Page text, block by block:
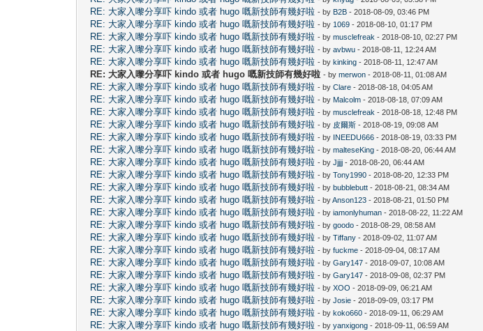
RE: 大家入嚟分享吓 kindo 或者 hugo 嘅新技師有幾好啦 - by B2B - 2018-08-09, 03:46 PM
RE: 大家入嚟分享吓 kindo 或者 hugo 嘅新技師有幾好啦 - by 1069 - 2018-08-10, 01:17 PM
RE: 大家入嚟分享吓 kindo 或者 hugo 嘅新技師有幾好啦 - bymusclefreak - 2018-08-10, 02:27 PM
RE: 大家入嚟分享吓 kindo 或者 hugo 嘅新技師有幾好啦 - byavbwu - 2018-08-11, 12:24 AM
RE: 大家入嚟分享吓 kindo 或者 hugo 嘅新技師有幾好啦 - bykinking - 2018-08-11, 12:47 AM
RE: 大家入嚟分享吓 kindo 或者 hugo 嘅新技師有幾好啦 - bymerwon - 2018-08-11, 01:08 AM
RE: 大家入嚟分享吓 kindo 或者 hugo 嘅新技師有幾好啦 - byClare - 2018-08-18, 04:05 AM
RE: 大家入嚟分享吓 kindo 或者 hugo 嘅新技師有幾好啦 - by Malcolm - 2018-08-18, 07:09 AM
RE: 大家入嚟分享吓 kindo 或者 hugo 嘅新技師有幾好啦 - bymusclefreak - 2018-08-18, 12:48 PM
RE: 大家入嚟分享吓 kindo 或者 hugo 嘅新技師有幾好啦 - by 皮爾斯 - 2018-08-19, 09:08 AM
RE: 大家入嚟分享吓 kindo 或者 hugo 嘅新技師有幾好啦 - by INEEDU666 - 2018-08-19, 03:33 PM
RE: 大家入嚟分享吓 kindo 或者 hugo 嘅新技師有幾好啦 - bymalteseKing - 2018-08-20, 06:44 AM
RE: 大家入嚟分享吓 kindo 或者 hugo 嘅新技師有幾好啦 - byJjjjj - 2018-08-20, 06:44 AM
RE: 大家入嚟分享吓 kindo 或者 hugo 嘅新技師有幾好啦 - byTony1990 - 2018-08-20, 12:33 PM
RE: 大家入嚟分享吓 kindo 或者 hugo 嘅新技師有幾好啦 - bybubblebutt - 2018-08-21, 08:34 AM
RE: 大家入嚟分享吓 kindo 或者 hugo 嘅新技師有幾好啦 - byAnson123 - 2018-08-21, 01:50 PM
RE: 大家入嚟分享吓 kindo 或者 hugo 嘅新技師有幾好啦 - byiamonlyhuman - 2018-08-22, 11:22 AM
RE: 大家入嚟分享吓 kindo 或者 hugo 嘅新技師有幾好啦 - bygoodo - 2018-08-29, 08:58 AM
RE: 大家入嚟分享吓 kindo 或者 hugo 嘅新技師有幾好啦 - byTiffany - 2018-09-02, 11:07 AM
RE: 大家入嚟分享吓 kindo 或者 hugo 嘅新技師有幾好啦 - byfuckme - 2018-09-04, 08:17 AM
RE: 大家入嚟分享吓 kindo 或者 hugo 嘅新技師有幾好啦 - byGary147 - 2018-09-07, 10:08 AM
RE: 大家入嚟分享吓 kindo 或者 hugo 嘅新技師有幾好啦 - byGary147 - 2018-09-08, 02:37 PM
RE: 大家入嚟分享吓 kindo 或者 hugo 嘅新技師有幾好啦 - byXOO - 2018-09-09, 06:21 AM
RE: 大家入嚟分享吓 kindo 或者 hugo 嘅新技師有幾好啦 - byJosie - 2018-09-09, 03:17 PM
RE: 大家入嚟分享吓 kindo 或者 hugo 嘅新技師有幾好啦 - bykoko660 - 2018-09-11, 06:29 AM
RE: 大家入嚟分享吓 kindo 或者 hugo 嘅新技師有幾好啦 - byyanxigong - 2018-09-11, 06:59 AM